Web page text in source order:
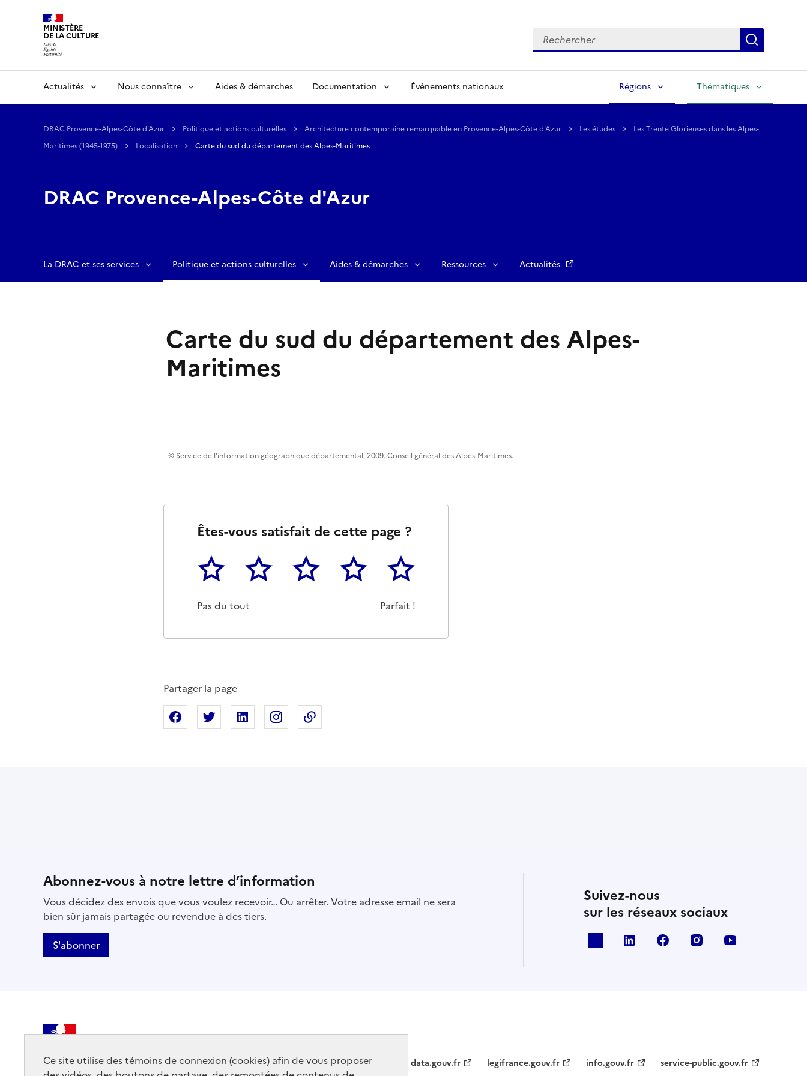
Ce site utilise des témoins de connexion (cookies) afin de vous proposer
MINISTÈRE
DE LA CULTURE Rechercher
Actualités Nous connaître Aides & démarches Documentation Événements nationaux Régions Thématiques
DRAC Provence-Alpes-Côte d'Azur Politique et actions culturelles Architecture contemporaine remarquable en Provence-Alpes-Côte d'Azur Les études
Les Trente Glorieuses dans les Alpes-
Maritimes (1945-1975)
Localisation Carte du sud du département des Alpes-Maritimes
DRAC Provence-Alpes-Côte d'Azur
La DRAC et ses services Politique et actions culturelles Aides & démarches Ressources Actualités
Carte du sud du département des Alpes-
Maritimes
© Service de l'information géographique départemental, 2009. Conseil général des Alpes-Maritimes.
Êtes-vous satisfait de cette page ?
1
Pas du tout
2 3 4 5
Parfait !
Partager la page
Partager sur Facebook
Partager sur XPartager sur Linkedin
Partager sur Instagram
Abonnez-vous à notre lettre d’information
Vous décidez des envois que vous voulez recevoir… Ou arrêter. Votre adresse email ne sera
bien sûr jamais partagée ou revendue à des tiers.
S'abonner
Suivez-nous
sur les réseaux sociaux
linkedin facebook instagram
DE LA CULTURE data.gouv.fr legifrance.gouv.fr info.gouv.fr service-public.gouv.fr